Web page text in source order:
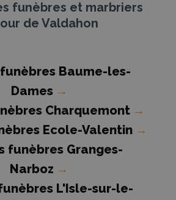
funèbres et marbriers
de Valdahon
Baume-les-
Dames →
Charquemont →
Ecole-Valentin →
funèbres Granges-
Narboz →
L'Isle-sur-le-